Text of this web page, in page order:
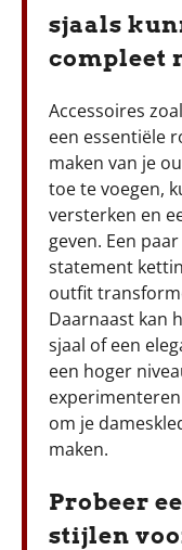
sjaals
compleet
Accessoires
een essentiële
maken van je
toe te voegen,
versterken en
geven. Een
statement
outfit
Daarnaast kan
sjaal of een
een hoger
om je
maken.
Probeer
stijlen